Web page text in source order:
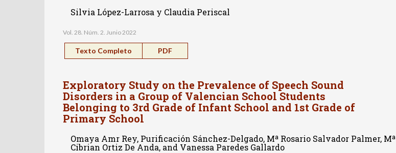
Silvia López-Larrosa y Claudia Periscal
Vol. 28. Núm. 2. Junio 2022
Texto Completo PDF
Exploratory Study on the Prevalence of Speech Sound
Disorders in a Group of Valencian School Students
Belonging to 3rd Grade of Infant School and 1st Grade of
Primary School
Omaya Amr Rey, Purificación Sánchez-Delgado, Mª Rosario Salvador Palmer, Mª
Cibrian Ortiz De Anda, and Vanessa Paredes Gallardo